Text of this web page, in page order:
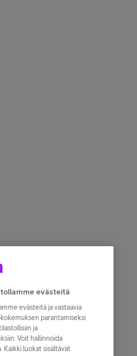
evästeitä
evästeitä ja vastaavia
parantamiseksi
ja
Voit hallinnoida
Kaikki luokat sisältävät